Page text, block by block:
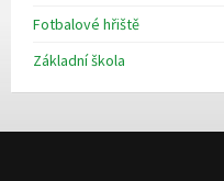
Fotbalové hřiště
Základní škola